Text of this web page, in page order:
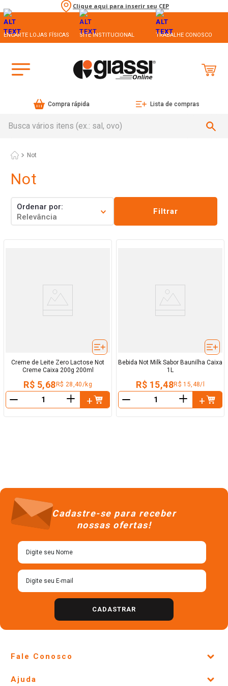
Clique aqui para inserir seu CEP
ENCARTE LOJAS FÍSICAS SITE INSTITUCIONAL TRABALHE CONOSCO
Compra rápida Lista de compras
Not
Not
Ordenar por
Relevância
Filtrar
Creme de Leite Zero Lactose Not
Creme Caixa 200g 200ml
R$ 5,68 R$ 28,40/kg
＋
Bebida Not Milk Sabor Baunilha Caixa
1L
R$ 15,48R$ 15,48/l
＋
Cadastre-se para receber
nossas ofertas!
CADASTRAR
Fale Conosco
Ajuda